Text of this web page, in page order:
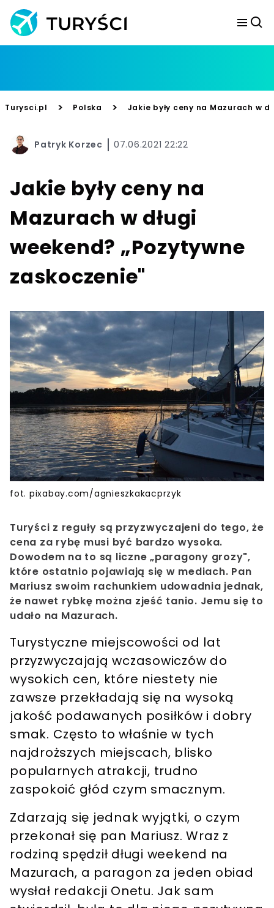
Turysci.pl > Polska > Jakie były ceny na Mazurach w
Patryk Korzec 07.06.2021 22:22
Jakie były ceny na
Mazurach w długi
weekend? „Pozytywne
zaskoczenie"
fot. pixabay.com/agnieszkakacprzyk
Turyści z reguły są przyzwyczajeni do tego, że
cena za rybę musi być bardzo wysoka.
Dowodem na to są liczne „paragony grozy",
które ostatnio pojawiają się w mediach. Pan
Mariusz swoim rachunkiem udowadnia jednak,
że nawet rybkę można zjeść tanio. Jemu się to
udało na Mazurach.
Turystyczne miejscowości od lat
przyzwyczajają wczasowiczów do
wysokich cen, które niestety nie
zawsze przekładają się na wysoką
jakość podawanych posiłków i dobry
smak. Często to właśnie w tych
najdroższych miejscach, blisko
popularnych atrakcji, trudno
zaspokoić głód czym smacznym.
Zdarzają się jednak wyjątki, o czym
przekonał się pan Mariusz. Wraz z
rodziną spędził długi weekend na
Mazurach, a paragon za jeden obiad
wysłał redakcji Onetu. Jak sam